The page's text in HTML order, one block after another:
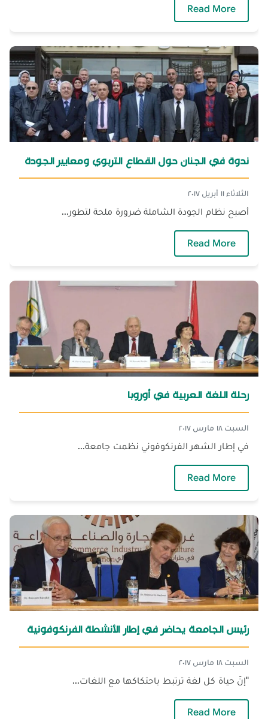
Read More
ندوة في الجنان حول القطاع التربوي ومعايير الجودة
الثلاثاء ١١ أبريل ٢٠١٧
أصبح نظام الجودة الشاملة ضرورة ملحة لتطور...
Read More
رحلة اللغة العربية في أوروبا
السبت ١٨ مارس ٢٠١٧
في إطار الشهر الفرنكوفوني نظمت جامعة...
Read More
رئيس الجامعة يحاضر في إطار الأنشطة الفرنكوفونية
السبت ١٨ مارس ٢٠١٧
"إنّ حياة كل لغة ترتبط باحتكاكها مع اللغات...
Read More